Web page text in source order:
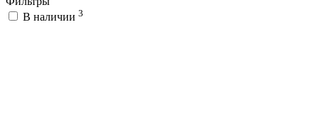
В наличии 3